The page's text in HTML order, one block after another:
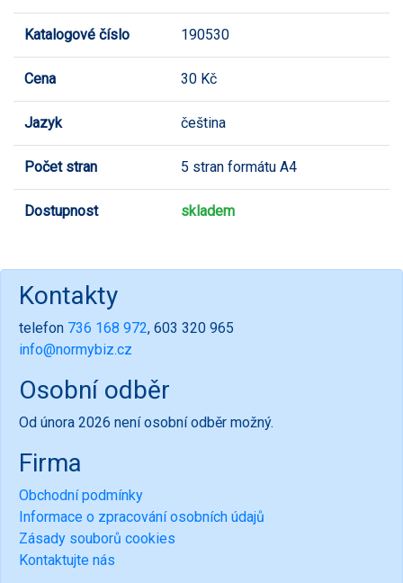
Katalogové číslo 190530
Cena 30 Kč
Jazyk čeština
Počet stran 5 stran formátu A4
Dostupnost skladem
Kontakty
telefon 736 168 972, 603 320 965
info@normybiz.cz
Osobní odběr
Od února 2026 není osobní odběr možný.
Firma
Obchodní podmínky
Informace o zpracování osobních údajů
Zásady souborů cookies
Kontaktujte nás